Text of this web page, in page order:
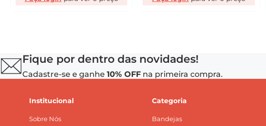
Fique por dentro das novidades!
Cadastre-se e ganhe 10% OFF na primeira compra.
Institucional
Sobre Nós
Categoria
Bandejas